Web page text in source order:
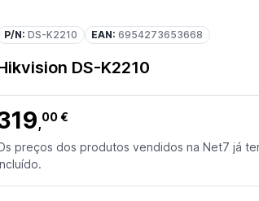
P/N: DS-K2210 EAN: 6954273653668
DS-K2210
,00 €
preços dos produtos vendidos na Net7 já